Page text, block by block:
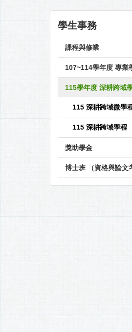
學生事務
課程與修業
107~114學年度 專業
115學年度 深耕跨域
115 深耕跨域微學
115 深耕跨域學程
獎助學金
博士班 （資格與論文